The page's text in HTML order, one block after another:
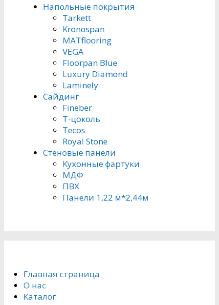
Напольные покрытия
Tarkett
Kronospan
MATflooring
VEGA
Floorpan Blue
Luxury Diamond
Laminely
Сайдинг
Fineber
Т-цоколь
Tecos
Royal Stone
Стеновые панели
Кухонные фартуки
МДФ
ПВХ
Панели 1,22 м*2,44м
Главная страница
О нас
Каталог